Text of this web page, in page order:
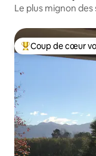
Le plus mignon
Coups de cœur
Coup de cœur